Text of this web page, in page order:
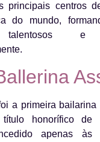
principais centros
do mundo,
talentosos e
a primeira bailarina
honorífico de
apenas às